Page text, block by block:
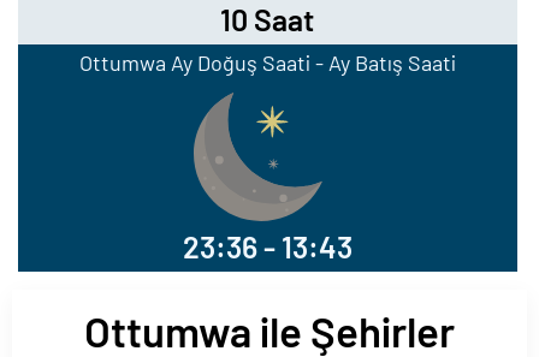
10 Saat
Ottumwa Ay Doğuş Saati - Ay Batış Saati
23:36 - 13:43
Ottumwa ile Şehirler